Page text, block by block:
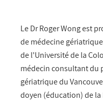
Le Dr Roger Wong est
de médecine
de l'Université de la
médecin consultant du
gériatrique du
doyen (éducation) de la